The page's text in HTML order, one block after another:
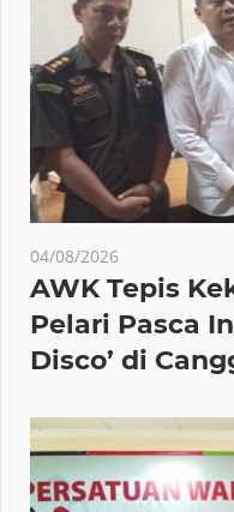
04/08/2026
AWK Tepis
Pelari Pasca
Disco’ di